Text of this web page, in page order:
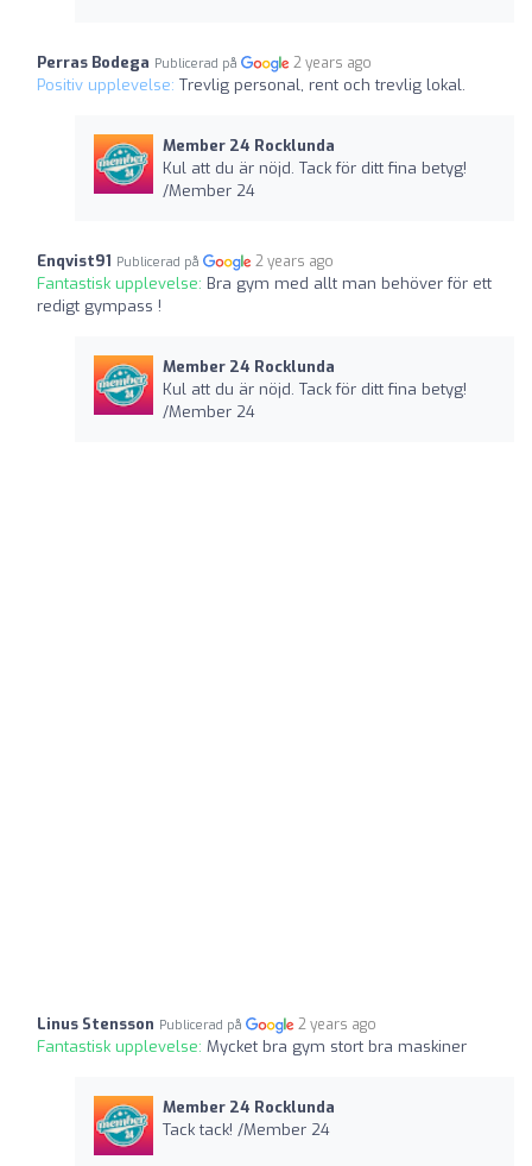
Perras Bodega Publicerad på 2 years ago
Positiv upplevelse: Trevlig personal, rent och trevlig lokal.
Member 24 Rocklunda
Kul att du är nöjd. Tack för ditt fina betyg!
/Member 24
Enqvist91 Publicerad på 2 years ago
Fantastisk upplevelse: Bra gym med allt man behöver för ett
redigt gympass !
Member 24 Rocklunda
Kul att du är nöjd. Tack för ditt fina betyg!
/Member 24
Linus Stensson Publicerad på 2 years ago
Fantastisk upplevelse: Mycket bra gym stort bra maskiner
Member 24 Rocklunda
Tack tack! /Member 24